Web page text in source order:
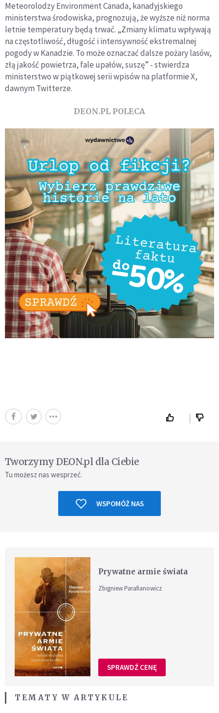
Meteorolodzy Environment Canada, kanadyjskiego
ministerstwa środowiska, prognozują, że wyższe niż norma
letnie temperatury będą trwać. „Zmiany klimatu wpływają
na częstotliwość, długość i intensywność ekstremalnej
pogody w Kanadzie. To może oznaczać dalsze pożary lasów,
złą jakość powietrza, fale upałów, suszę” - stwierdza
ministerstwo w piątkowej serii wpisów na platformie X,
dawnym Twitterze.
DEON.PL POLECA
Tworzymy DEON.pl dla Ciebie
Tu możesz nas wesprzeć.
WSPOMÓŻ NAS
Prywatne armie świata
Zbigniew Parafianowicz
SPRAWDŹ CENĘ
TEMATY W ARTYKULE